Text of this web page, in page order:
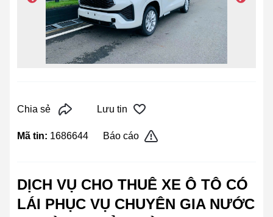
Chia sẻ Lưu tin
Mã tin: 1686644 Báo cáo
DỊCH VỤ CHO THUÊ XE Ô TÔ CÓ
LÁI PHỤC VỤ CHUYÊN GIA NƯỚC